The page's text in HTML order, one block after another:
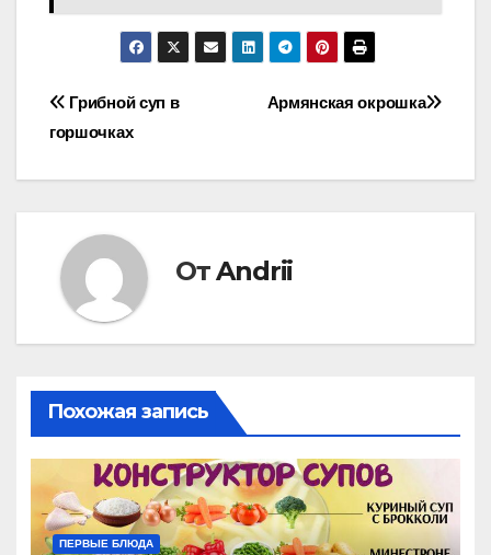
Навигация
по
Армянская окрошка
Грибной суп в
горшочках
ОтAndrii
Похожая запись
ПЕРВЫЕ БЛЮДА